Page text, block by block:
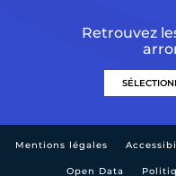
Retrouvez
Mentions légales
Open Data